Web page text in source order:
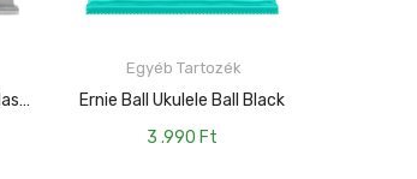
Ernie Ball Ernesto Palla Classical Clear&silver
Egyéb Tartozék
Ernie Ball Ukulele Ball Black
3 .990 Ft
KOSÁRBA TESZEM